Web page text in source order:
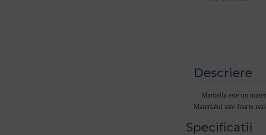
Descriere
Marbella este un
Materialul este foarte
Specificatii